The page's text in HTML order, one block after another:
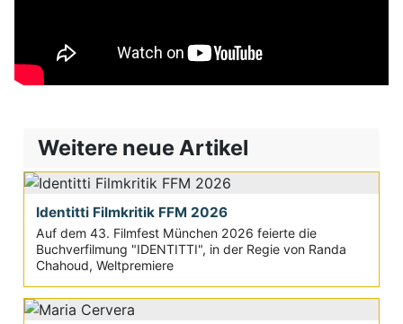
Weitere neue Artikel
Identitti Filmkritik FFM 2026
Auf dem 43. Filmfest München 2026 feierte die
Buchverfilmung "IDENTITTI", in der Regie von Randa
Chahoud, Weltpremiere